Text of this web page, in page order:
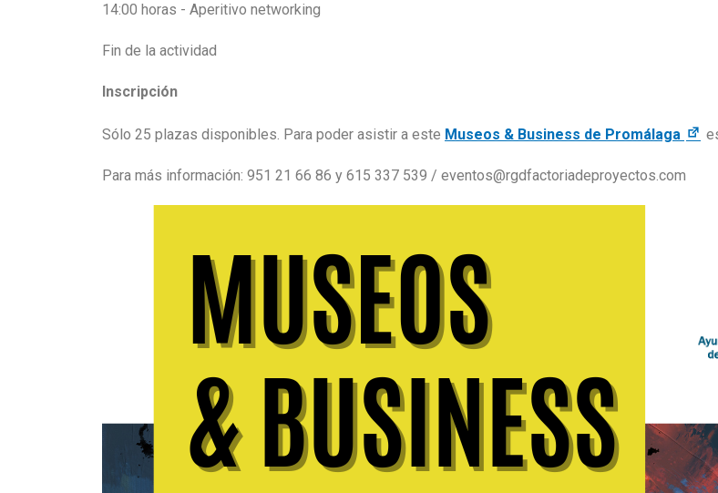
14:00 horas - Aperitivo networking
Fin de la actividad
Inscripción
Sólo 25 plazas disponibles. Para poder asistir a este Museos & Business de Promálaga
Para más información: 951 21 66 86 y 615 337 539 / eventos@rgdfactoriadeproyectos.com